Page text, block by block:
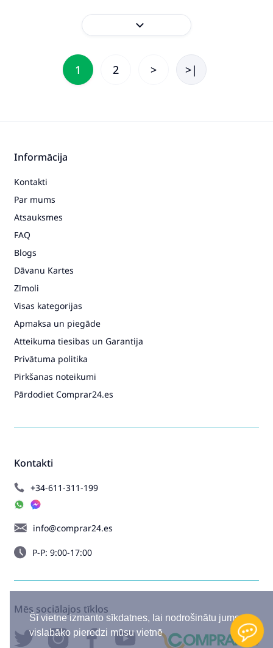
Šī vietne izmanto sīkdatnes, lai nodrošinātu jums
vislabāko pieredzi mūsu vietnē
1 2 > >|
Kontakti
+34-611-311-199
info@comprar24.es
P-P: 9:00-17:00
Informācija
Kontakti
Par mums
Atsauksmes
FAQ
Blogs
Dāvanu Kartes
Zīmoli
Visas kategorijas
Apmaksa un piegāde
Atteikuma tiesibas un Garantija
Privātuma politika
Pirkšanas noteikumi
Pārdodiet Comprar24.es
Mēs sociālajos tīklos